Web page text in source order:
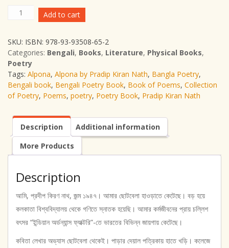
Alpona
Kiran
Nath
|
Poems
|
Poetry
Bengali
Book
Poetry
Book
Bengali
Poetry
Book
Add to cart
SKU: ISBN: 978-93-93508-65-2
Categories: Bengali, Books, Literature, Physical Books,
Poetry
Tags: Alpona, Alpona by Pradip Kiran Nath, Bangla Poetry,
Bengali book, Bengali Poetry Book, Book of Poems, Collection
of Poetry, Poems, poetry, Poetry Book, Pradip Kiran Nath
Description
Additional information
More Products
Description
আমি, প্রদীপ কিরণ নাথ, জন্ম ১৯৪৭। আমার ছোটবেলা হাওড়াতে কেটেছে। বড় হয়ে
কলকাতা বিশ্ববিদ্যালয় থেকে গণিতে স্নাতক হয়েছি। আমার কর্মজীবনের প্রায় চল্লিশ
বৎসর “ইন্ডিয়ান অর্ডন্যান্স ফ্যাক্টরি”-তে ভারতের বিভিন্ন জায়গায় কেটেছে।
কবিতা লেখার অভ্যাস ছোটবেলা থেকেই। পাড়ার দেয়াল পত্রিকায় হাতে খড়ি। কলেজে